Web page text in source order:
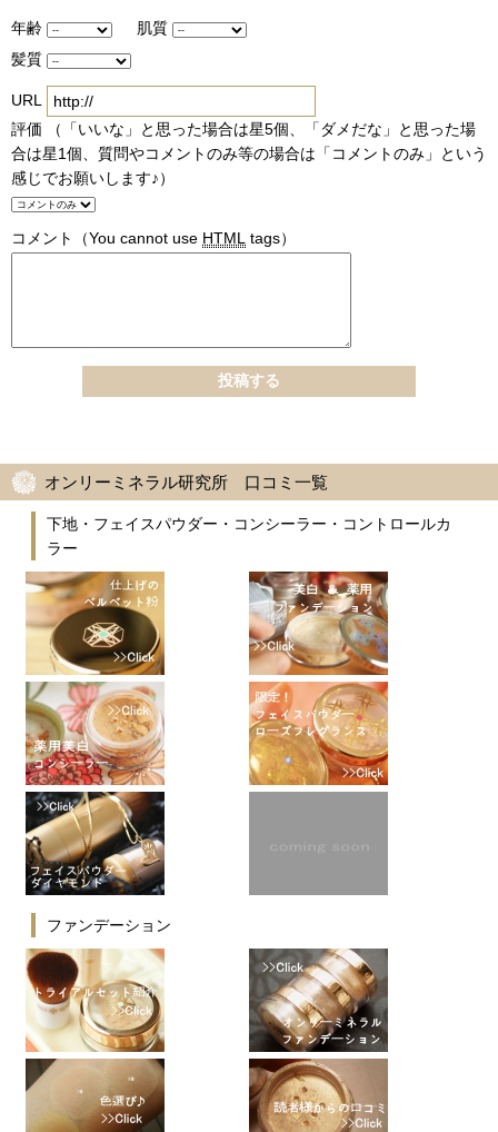
年齢
肌質
髪質
URL
評価 （「いいな」と思った場合は星5個、「ダメだな」と思った場
合は星1個、質問やコメントのみ等の場合は「コメントのみ」という
感じでお願いします♪）
コメント （You cannot use HTML tags）
オンリーミネラル研究所 口コミ一覧
下地・フェイスパウダー・コンシーラー・コントロールカ
ラー
ファンデーション